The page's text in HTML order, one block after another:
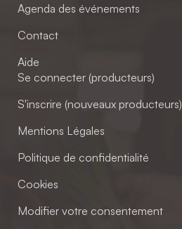
Agenda des événements
Contact
Aide
Se connecter (producteurs)
S'inscrire (nouveaux producteurs)
Mentions Légales
Politique de confidentialité
Cookies
Modifier votre consentement